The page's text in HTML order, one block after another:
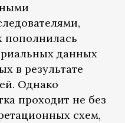
пополнилась
данных
в результате
Однако
проходит не без
схем,